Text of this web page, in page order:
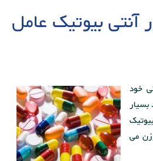
بیوتیک عامل
خود
می